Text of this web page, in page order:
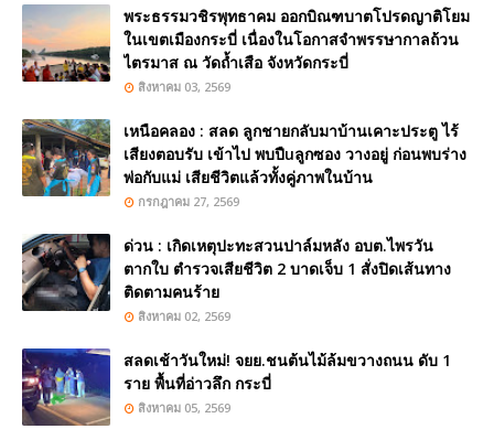
พระธรรมวชิรพุทธาคม ออกบิณฑบาตโปรดญาติโยม
ในเขตเมืองกระบี่ เนื่องในโอกาสจำพรรษากาลถ้วน
ไตรมาส ณ วัดถ้ำเสือ จังหวัดกระบี่
สิงหาคม 03, 2569
เหนือคลอง : สลด ลูกชายกลับมาบ้านเคาะประตู ไร้
เสียงตอบรับ เข้าไป พบปืuลูกซอง วางอยู่ ก่อนพบร่าง
พ่อกับแม่ เสียชีวิตแล้วทั้งคู่ภาพในบ้าน
กรกฎาคม 27, 2569
ด่วน : เกิดเหตุปะทะสวนปาล์มหลัง อบต.ไพรวัน
ตากใบ ตำรวจเสียชีวิต 2 บาดเจ็บ 1 สั่งปิดเส้นทาง
ติดตามคนร้าย
สิงหาคม 02, 2569
สลดเช้าวันใหม่! จยย.ชนต้นไม้ล้มขวางถนน ดับ 1
ราย พื้นที่อ่าวลึก กระบี่
สิงหาคม 05, 2569